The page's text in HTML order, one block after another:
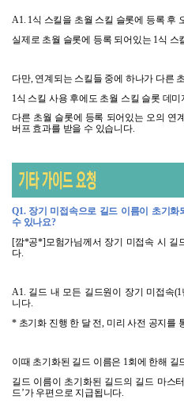
A1. 1식 스킬을 초월 스킬 슬롯에 등록 후
실제로 초월 슬롯에 등록 되어있는 1식 스
다만, 연계되는 스킬들 중에 하나가 다른
1식 스킬 사용 후에도 초월 스킬 슬롯 데
다른 초월 슬롯에 등록 되어있는 오의 연
버프 효과를 받을 수 있습니다.
Q1. 장기 미접속으로 길드 이름이 초기화
수 있나요?
[깜*공*]모험가님께서 장기 미접속 시 길
다.
A1. 길드 내 모든 길드원이 장기 미접속(1
니다.
* 초기화 진행 한 달 전, 미리 사전 공지를
이때 초기화된 길드 이름은 1회에 한해 길
길드 이름이 초기화된 길드의 길드 마스
드’가 우편으로 지급됩니다.